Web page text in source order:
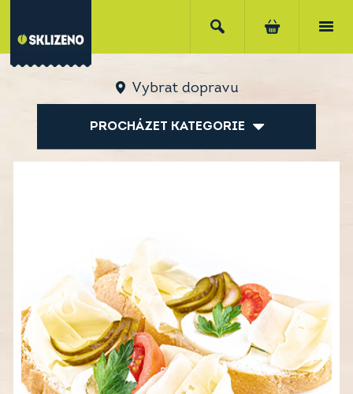
Vybrat dopravu
PROCHÁZET KATEGORIE